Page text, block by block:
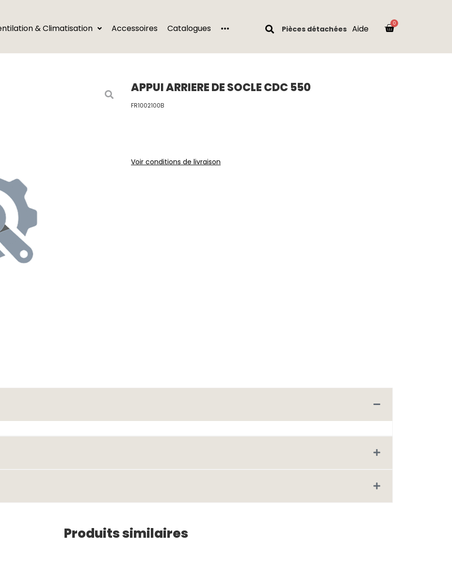
& Climatisation Accessoires Catalogues ··· Pièces détachées Aide
APPUI ARRIERE DE SOCLE CDC 550
FR1002100B
Voir conditions de livraison
Produits similaires